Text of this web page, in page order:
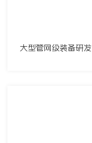
大型管网级装备研发